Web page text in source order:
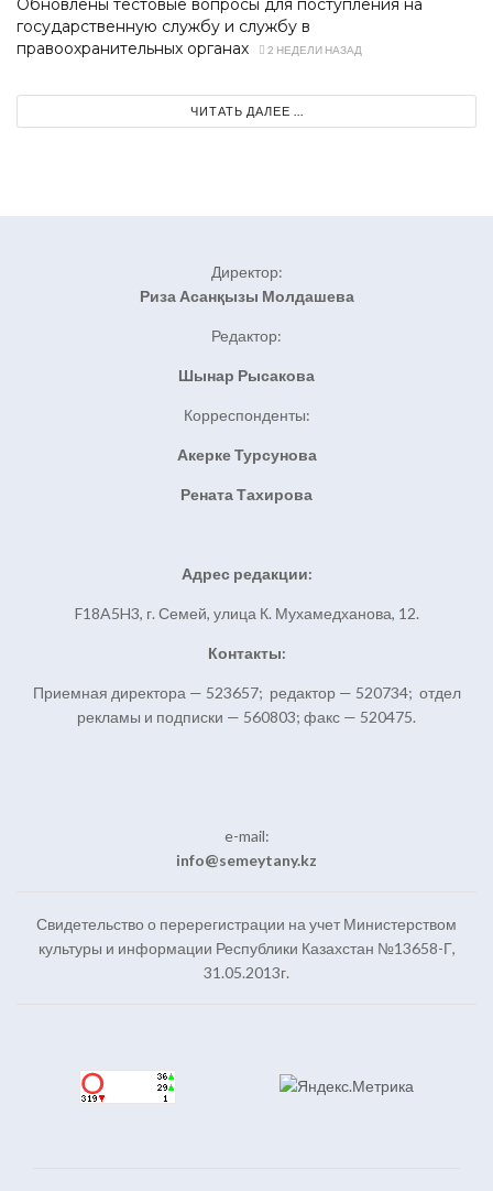
государственную службу и службу в
правоохранительных органах
2 НЕДЕЛИ НАЗАД
ЧИТАТЬ ДАЛЕЕ ...
Директор:
Риза Асанқызы Молдашева
Редактор:
Шынар Рысакова
Корреспонденты:
Акерке Турсунова
Рената Тахирова
Адрес редакции:
F18A5H3, г. Семей, улица К. Мухамедханова, 12.
Контакты:
Приемная директора — 523657; редактор — 520734; отдел
рекламы и подписки — 560803; факс — 520475.
e-mail:
info@semeytany.kz
Свидетельство о перерегистрации на учет Министерством
культуры и информации Республики Казахстан №13658-Г,
31.05.2013г.